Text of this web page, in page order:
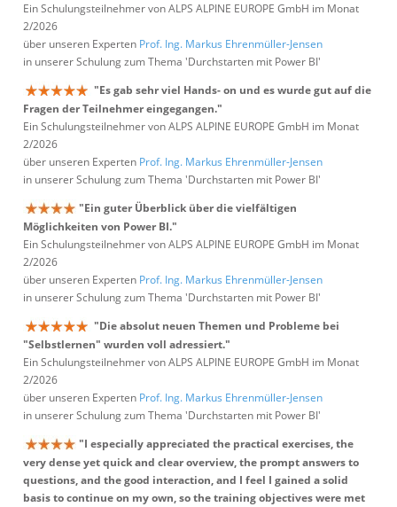
Ein Schulungsteilnehmer von ALPS ALPINE EUROPE GmbH im Monat
2/2026
über unseren Experten Prof. Ing. Markus Ehrenmüller-Jensen
in unserer Schulung zum Thema 'Durchstarten mit Power BI'
"Es gab sehr viel Hands- on und es wurde gut auf die
Fragen der Teilnehmer eingegangen."
Ein Schulungsteilnehmer von ALPS ALPINE EUROPE GmbH im Monat
2/2026
über unseren Experten Prof. Ing. Markus Ehrenmüller-Jensen
in unserer Schulung zum Thema 'Durchstarten mit Power BI'
"Ein guter Überblick über die vielfältigen
Möglichkeiten von Power BI."
Ein Schulungsteilnehmer von ALPS ALPINE EUROPE GmbH im Monat
2/2026
über unseren Experten Prof. Ing. Markus Ehrenmüller-Jensen
in unserer Schulung zum Thema 'Durchstarten mit Power BI'
"Die absolut neuen Themen und Probleme bei
"Selbstlernen" wurden voll adressiert."
Ein Schulungsteilnehmer von ALPS ALPINE EUROPE GmbH im Monat
2/2026
über unseren Experten Prof. Ing. Markus Ehrenmüller-Jensen
in unserer Schulung zum Thema 'Durchstarten mit Power BI'
"I especially appreciated the practical exercises, the
very dense yet quick and clear overview, the prompt answers to
questions, and the good interaction, and I feel I gained a solid
basis to continue on my own, so the training objectives were met